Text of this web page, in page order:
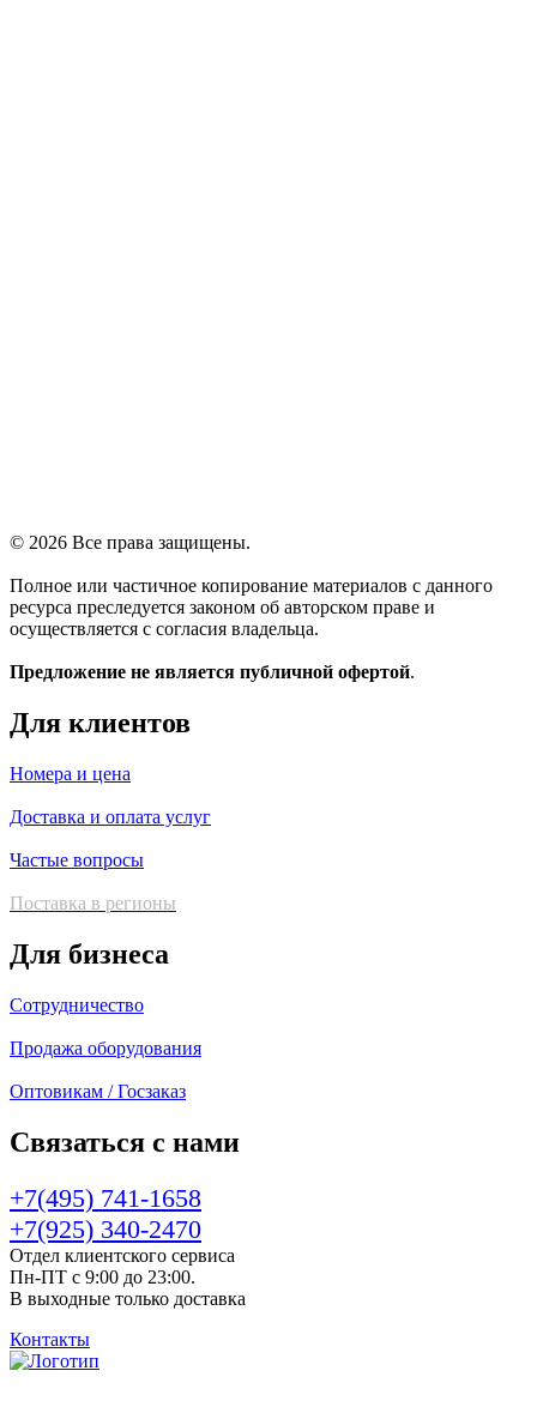
© 2026 Все права защищены.
Полное или частичное копирование материалов с данного
ресурса преследуется законом об авторском праве и
осуществляется с согласия владельца.
Предложение не является публичной офертой.
Для клиентов
Номера и цена
Доставка и оплата услуг
Частые вопросы
Поставка в регионы
Для бизнеса
Сотрудничество
Продажа оборудования
Оптовикам / Госзаказ
Связаться с нами
+7(495) 741-1658
+7(925) 340-2470
Отдел клиентского сервиса
Пн-ПТ с 9:00 до 23:00.
В выходные только доставка
Контакты